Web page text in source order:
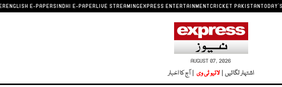
ENGLISH E-PAPERSINDHI E-PAPERLIVE STREAMINGEXPRESS ENTERTAINMENTCRICKET PAKISTAN
AUGUST 07, 2026
اشتہار لگائیں | لائیو ٹی وی | آج کا اخبار